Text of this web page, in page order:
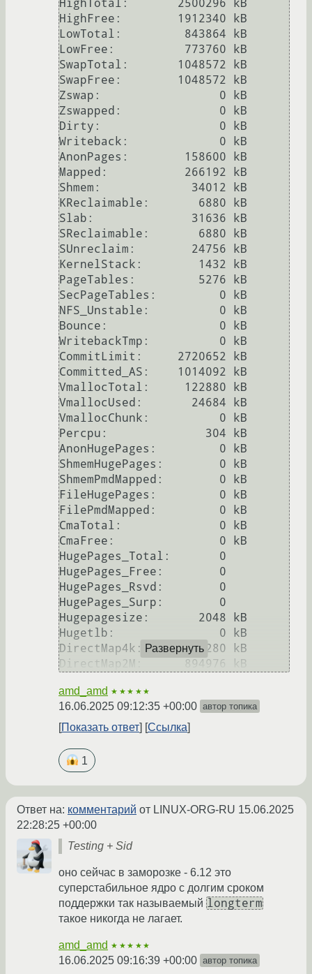
HighTotal:       2500296 kB
HighFree:        1912340 kB
LowTotal:         843864 kB
LowFree:          773760 kB
SwapTotal:       1048572 kB
SwapFree:        1048572 kB
Zswap:                 0 kB
Zswapped:              0 kB
Dirty:                 0 kB
Writeback:             0 kB
AnonPages:        158600 kB
Mapped:           266192 kB
Shmem:             34012 kB
KReclaimable:       6880 kB
Slab:              31636 kB
SReclaimable:       6880 kB
SUnreclaim:        24756 kB
KernelStack:        1432 kB
PageTables:         5276 kB
SecPageTables:         0 kB
NFS_Unstable:          0 kB
Bounce:                0 kB
WritebackTmp:          0 kB
CommitLimit:     2720652 kB
Committed_AS:    1014092 kB
VmallocTotal:     122880 kB
VmallocUsed:       24684 kB
VmallocChunk:          0 kB
Percpu:              304 kB
AnonHugePages:         0 kB
ShmemHugePages:        0 kB
ShmemPmdMapped:        0 kB
FileHugePages:         0 kB
FilePmdMapped:         0 kB
CmaTotal:              0 kB
CmaFree:               0 kB
HugePages_Total:       0
HugePages_Free:        0
HugePages_Rsvd:        0
HugePages_Surp:        0
Hugepagesize:       2048 kB
Hugetlb:               0 kB
DirectMap4k:       12280 kB
Развернуть
amd_amd ★★★★★
16.06.2025 09:12:35 +00:00 автор топика
Показать ответ Ссылка
1
Ответ на: комментарий от LINUX-ORG-RU 15.06.2025
22:28:25 +00:00
Testing + Sid
оно сейчас в заморозке - 6.12 это
суперстабильное ядро с долгим сроком
поддержки так называемый longterm
такое никогда не лагает.
amd_amd ★★★★★
16.06.2025 09:16:39 +00:00 автор топика